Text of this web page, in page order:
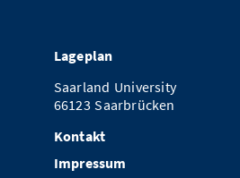
Lageplan
Saarland University
66123 Saarbrücken
Kontakt
Impressum